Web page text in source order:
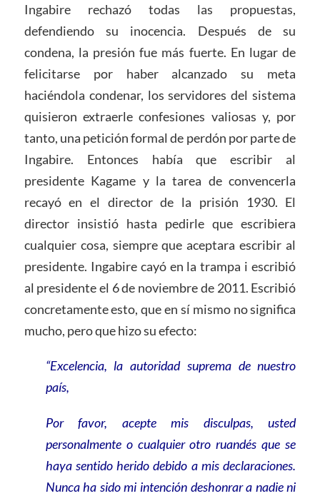
Ingabire rechazó todas las propuestas,
defendiendo su inocencia. Después de su
condena, la presión fue más fuerte. En lugar de
felicitarse por haber alcanzado su meta
haciéndola condenar, los servidores del sistema
quisieron extraerle confesiones valiosas y, por
tanto, una petición formal de perdón por parte de
Ingabire. Entonces había que escribir al
presidente Kagame y la tarea de convencerla
recayó en el director de la prisión 1930. El
director insistió hasta pedirle que escribiera
cualquier cosa, siempre que aceptara escribir al
presidente. Ingabire cayó en la trampa i escribió
al presidente el 6 de noviembre de 2011. Escribió
concretamente esto, que en sí mismo no significa
mucho, pero que hizo su efecto:
“Excelencia, la autoridad suprema de nuestro
país,
Por favor, acepte mis disculpas, usted
personalmente o cualquier otro ruandés que se
haya sentido herido debido a mis declaraciones.
Nunca ha sido mi intención deshonrar a nadie ni